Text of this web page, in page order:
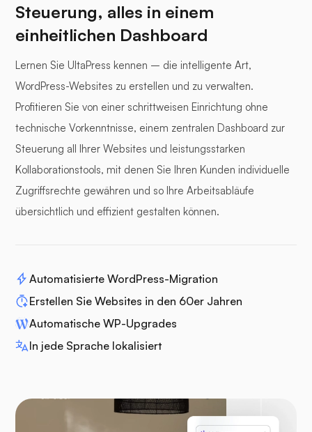
Steuerung, alles in einem
einheitlichen Dashboard
Lernen Sie UltaPress kennen – die intelligente Art,
WordPress-Websites zu erstellen und zu verwalten.
Profitieren Sie von einer schrittweisen Einrichtung ohne
technische Vorkenntnisse, einem zentralen Dashboard zur
Steuerung all Ihrer Websites und leistungsstarken
Kollaborationstools, mit denen Sie Ihren Kunden individuelle
Zugriffsrechte gewähren und so Ihre Arbeitsabläufe
übersichtlich und effizient gestalten können.
Automatisierte WordPress-Migration
Erstellen Sie Websites in den 60er Jahren
Automatische WP-Upgrades
In jede Sprache lokalisiert